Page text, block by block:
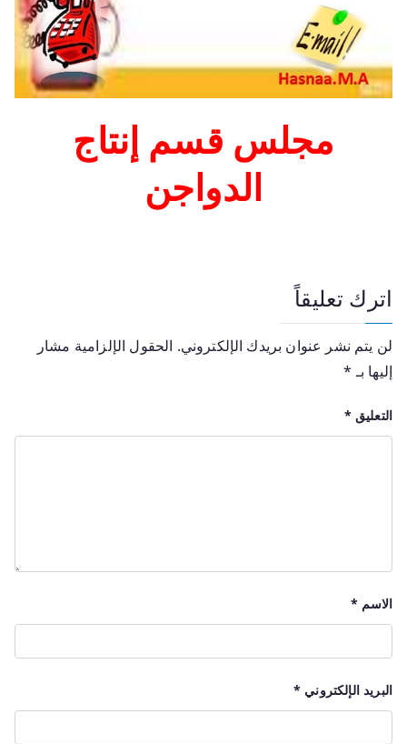
مجلس قسم إنتاج
الدواجن
اترك تعليقاً
لن يتم نشر عنوان بريدك الإلكتروني. الحقول الإلزامية مشار
إليها بـ *
التعليق *
الاسم *
البريد الإلكتروني *